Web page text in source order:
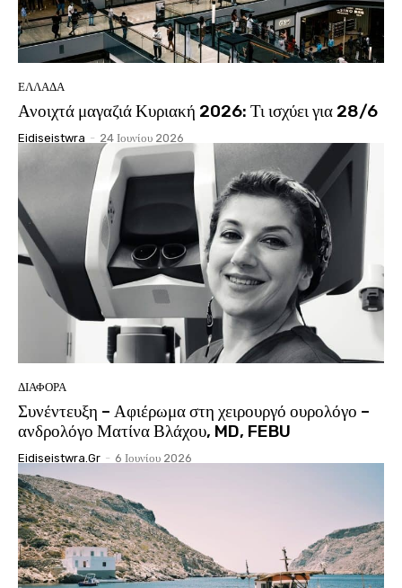
ΕΛΛΆΔΑ
Ανοιχτά μαγαζιά Κυριακή 2026: Τι ισχύει για 28/6
Eidiseistwra - 24 Ιουνίου 2026
ΔΙΆΦΟΡΑ
Συνέντευξη – Αφιέρωμα στη χειρουργό ουρολόγο –
ανδρολόγο Ματίνα Βλάχου, MD, FEBU
Eidiseistwra.gr - 6 Ιουνίου 2026